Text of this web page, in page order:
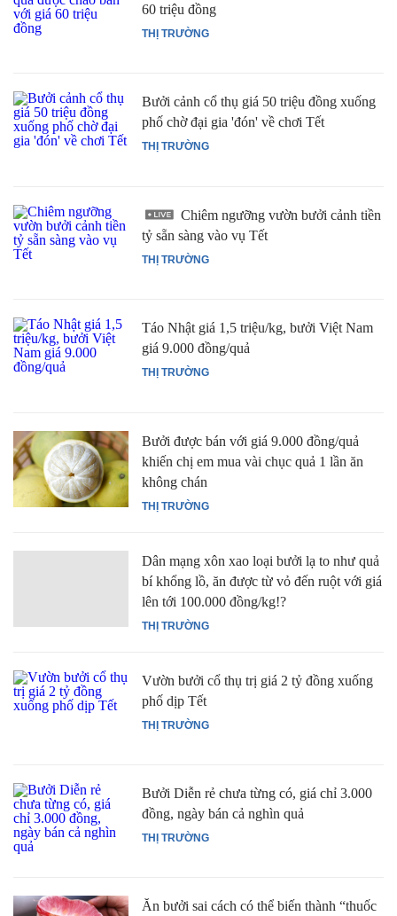
THỊ TRƯỜNG
60 triệu đồng
THỊ TRƯỜNG
Bưởi cảnh cổ thụ giá 50 triệu đồng xuống
phố chờ đại gia 'đón' về chơi Tết
THỊ TRƯỜNG
Chiêm ngưỡng vườn bưởi cảnh tiền
tỷ sẵn sàng vào vụ Tết
THỊ TRƯỜNG
Táo Nhật giá 1,5 triệu/kg, bưởi Việt Nam
giá 9.000 đồng/quả
THỊ TRƯỜNG
Bưởi được bán với giá 9.000 đồng/quả
khiến chị em mua vài chục quả 1 lần ăn
không chán
THỊ TRƯỜNG
Dân mạng xôn xao loại bưởi lạ to như quả
bí khổng lồ, ăn được từ vỏ đến ruột với giá
lên tới 100.000 đồng/kg!?
THỊ TRƯỜNG
Vườn bưởi cổ thụ trị giá 2 tỷ đồng xuống
phố dịp Tết
THỊ TRƯỜNG
Bưởi Diễn rẻ chưa từng có, giá chỉ 3.000
đồng, ngày bán cả nghìn quả
Ăn bưởi sai cách có thể biến thành “thuốc